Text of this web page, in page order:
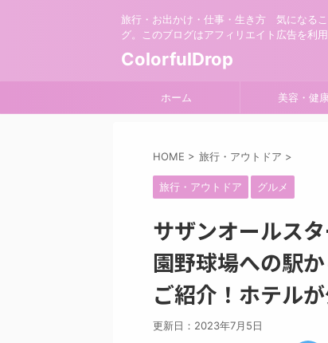
旅行・お出かけ・仕事・生き方 気になる
グ。このブログはアフィリエイト広告を利用
ColorfulDrop
ホーム 美容・健康
HOME > 旅行・アウトドア >
旅行・アウトドア グルメ
サザンオールス
園野球場への駅
ご紹介！ホテル
更新日： 2023年7月5日